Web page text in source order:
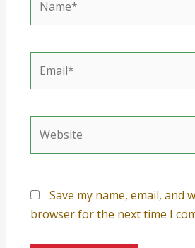
Save my name, email, and
browser for the next time I